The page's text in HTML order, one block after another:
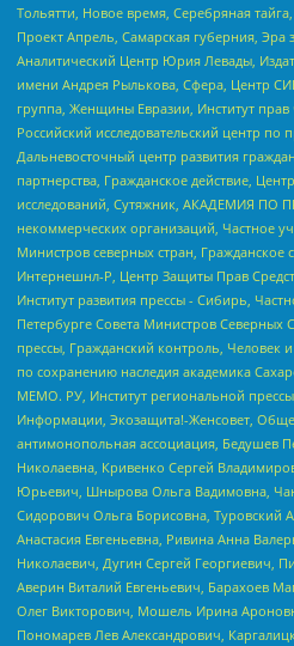
Тольятти, Новое время, Серебряная
Проект Апрель, Самарская губерния,
Аналитический Центр Юрия Левады,
имени Андрея Рылькова, Сфера, Центр
группа, Женщины Евразии, Институт
Российский исследовательский центр по
Дальневосточный центр развития
партнерства, Гражданское действие,
исследований, Сутяжник, АКАДЕМИЯ ПО
некоммерческих организаций, Частное
Министров северных стран, Гражданское
Интернешнл-Р, Центр Защиты Прав
Институт развития прессы - Сибирь,
Петербурге Совета Министров
прессы, Гражданский контроль, Человек
по сохранению наследия академика
МЕМО. РУ, Институт региональной
Информации, Экозащита!-Женсовет,
антимонопольная ассоциация, Бедушев
Николаевна, Кривенко Сергей
Юрьевич, Шнырова Ольга Вадимовна,
Сидорович Ольга Борисовна, Туровский
Анастасия Евгеньевна, Ривина Анна
Николаевич, Дугин Сергей Георгиевич,
Аверин Виталий Евгеньевич, Барахоев
Олег Викторович, Мошель Ирина
Пономарев Лев Александрович,